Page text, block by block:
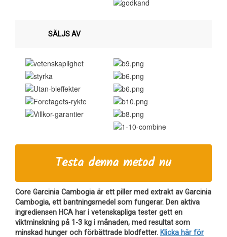
SÄLJS AV
Testa denna metod nu
Core Garcinia Cambogia är ett piller med extrakt av Garcinia
Cambogia, ett bantningsmedel som fungerar. Den aktiva
ingrediensen HCA har i vetenskapliga tester gett en
viktminskning på 1-3 kg i månaden, med resultat som
minskad hunger och förbättrade blodfetter. Klicka här för